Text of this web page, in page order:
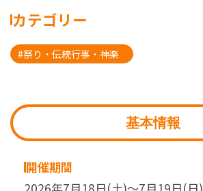
カテゴリー
#祭り・伝統行事・神楽
基本情報
開催期間